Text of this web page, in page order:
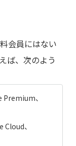
会員にはない
ば、次のよう
Premium、
、